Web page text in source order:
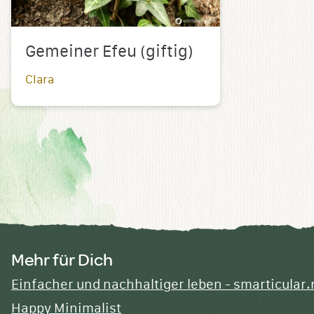
Gemeiner Efeu (giftig)
Clara
Mehr für Dich
Einfacher und nachhaltiger leben -
Happy Minimalist